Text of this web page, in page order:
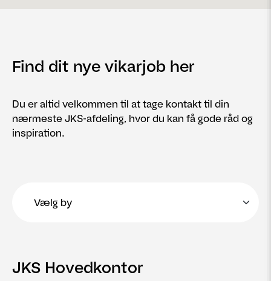
Find dit nye vikarjob her
Du er altid velkommen til at tage kontakt til din
nærmeste JKS-afdeling, hvor du kan få gode råd og
inspiration.
JKS Hovedkontor